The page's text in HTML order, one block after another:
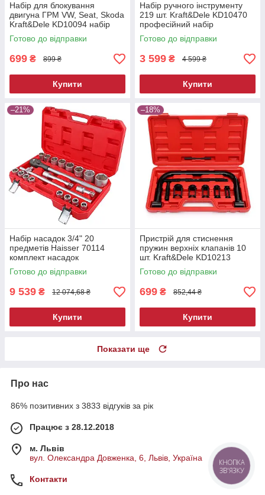
Набір для блокування
двигуна ГРМ VW, Seat, Skoda
Kraft&Dele KD10094 набір
для блокування ГРМ
Готово до відправки
699 ₴ 899 ₴
Купити
Набір ручного інструменту
219 шт. Kraft&Dele KD10470
професійний набір
інструментів
Готово до відправки
3 599 ₴ 4 599 ₴
Купити
–21%
Набір насадок 3/4" 20
предметів Haisser 70114
комплект насадок
Готово до відправки
9 539 ₴ 12 074,68 ₴
Купити
–18%
Пристрій для стиснення
пружин верхніх клапанів 10
шт. Kraft&Dele KD10213
розсухарювач клапанів
Готово до відправки
699 ₴ 852,44 ₴
Купити
Показати ще
Про нас
86% позитивних з 3833 відгуків за рік
Працює з 28.12.2018
м. Львів
вул. Олександра Довженка, 6, Львів, Україна
Контакти
КНОПКА
ЗВ'ЯЗКУ